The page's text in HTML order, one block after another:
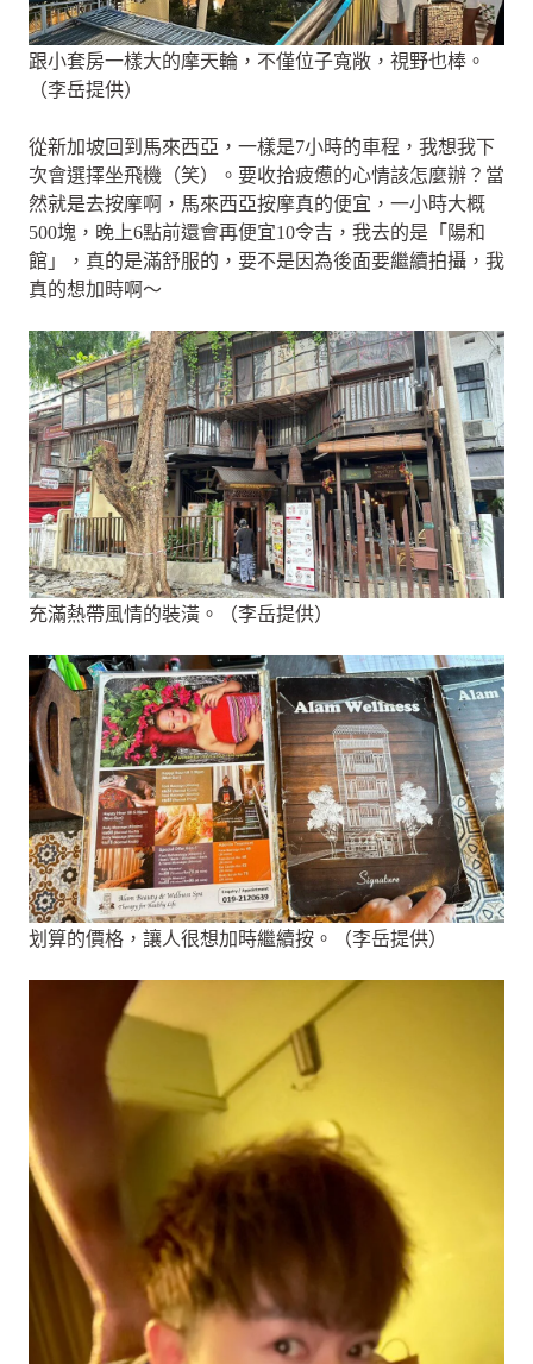
跟小套房一樣大的摩天輪，不僅位子寬敞，視野也棒。
（李岳提供）
從新加坡回到馬來西亞，一樣是7小時的車程，我想我下
次會選擇坐飛機（笑）。要收拾疲憊的心情該怎麼辦？當
然就是去按摩啊，馬來西亞按摩真的便宜，一小時大概
500塊，晚上6點前還會再便宜10令吉，我去的是「陽和
館」，真的是滿舒服的，要不是因為後面要繼續拍攝，我
真的想加時啊～
充滿熱帶風情的裝潢。（李岳提供）
划算的價格，讓人很想加時繼續按。（李岳提供）